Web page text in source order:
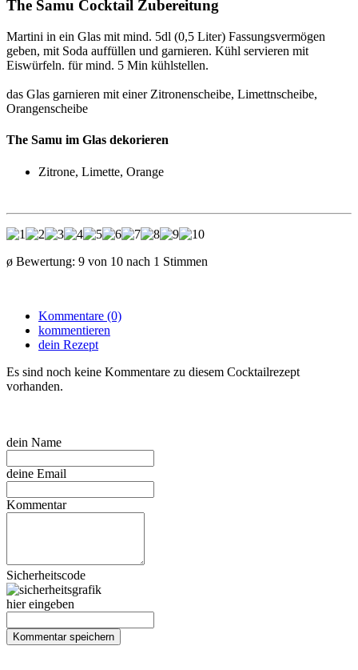
The Samu Cocktail Zubereitung
Martini in ein Glas mit mind. 5dl (0,5 Liter) Fassungsvermögen
geben, mit Soda auffüllen und garnieren. Kühl servieren mit
Eiswürfeln. für mind. 5 Min kühlstellen.
das Glas garnieren mit einer Zitronenscheibe, Limettnscheibe,
Orangenscheibe
The Samu im Glas dekorieren
Zitrone, Limette, Orange
ø Bewertung: 9 von 10 nach 1 Stimmen
Kommentare (0)
kommentieren
dein Rezept
Es sind noch keine Kommentare zu diesem Cocktailrezept
vorhanden.
dein Name
deine Email
Kommentar
Sicherheitscode
hier eingeben